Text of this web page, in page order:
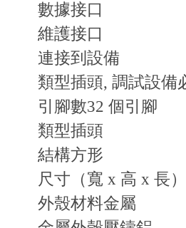
數據接口
維護接口
連接到設備
類型插頭, 調試設備必
引腳數32 個引腳
類型插頭
結構方形
尺寸（寬 x 高 x 長）
外殼材料金屬